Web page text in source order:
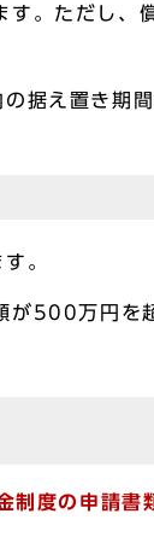
す。ただし、
据え置き期
。
が500万円を
制度の申請書